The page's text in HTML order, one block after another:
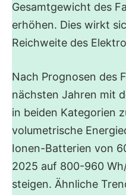
Gesamtgewicht des
erhöhen. Dies wirkt
Reichweite des
Nach Prognosen des
nächsten Jahren mit
in beiden Kategorien
volumetrische
Ionen-Batterien von
2025 auf 800-960
steigen. Ähnliche